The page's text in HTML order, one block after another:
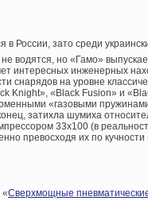
в России, зато среди
водятся, но «Гамо»
интересных инженерных
снарядов на уровне
Knight», «Black Fusion» и
«газовыми
затихла шумиха
33х100 (в
превосходя их по кучности
«Сверхмощные